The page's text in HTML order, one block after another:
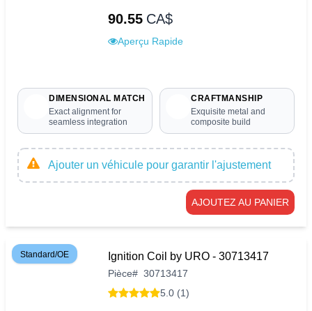
90.55 CA$
Aperçu Rapide
DIMENSIONAL MATCH
Exact alignment for
seamless integration
CRAFTMANSHIP
Exquisite metal and
composite build
Ajouter un véhicule pour garantir l'ajustement
AJOUTEZ AU PANIER
Standard/OE Ignition Coil by URO - 30713417
Pièce# 30713417
5.0 (1)